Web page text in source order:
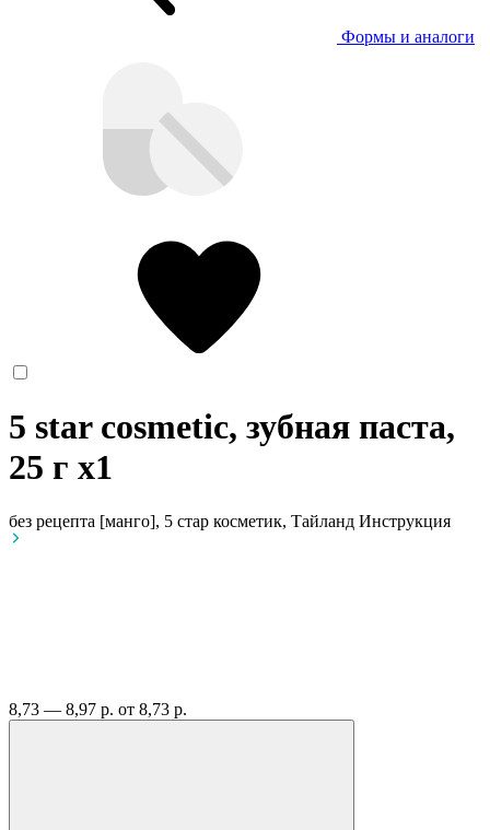
Формы и аналоги
5 star cosmetic, зубная паста,
25 г x1
без рецепта [манго], 5 стар косметик, Тайланд Инструкция
8,73 — 8,97 р. от 8,73 р.